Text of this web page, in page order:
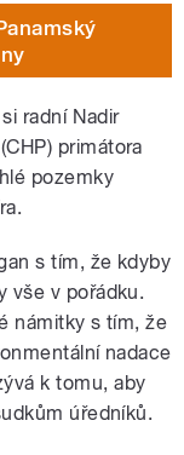
radní Nadir
primátora
pozemky
s tím, že kdyby
vše v pořádku.
námitky s tím, že
nadace
k tomu, aby
úředníků.